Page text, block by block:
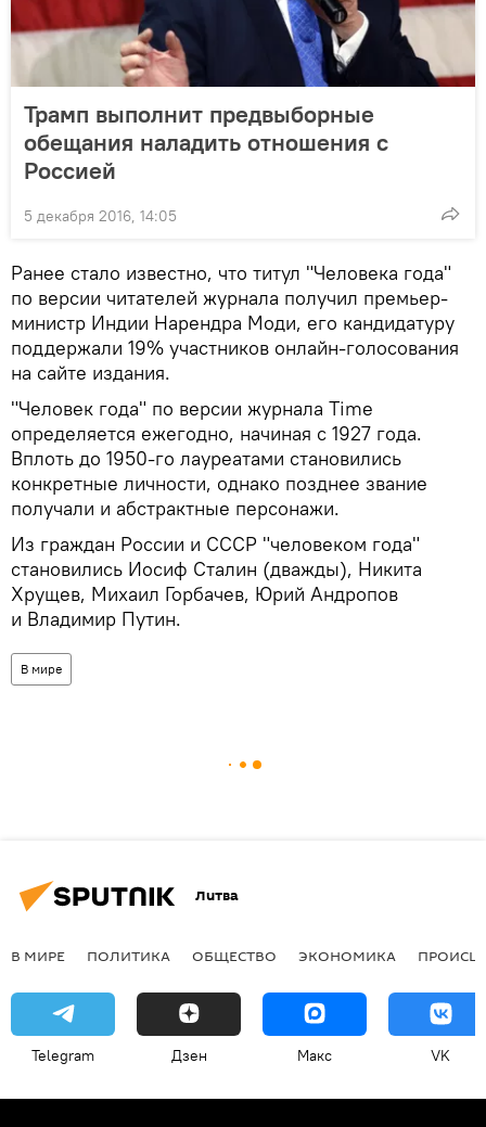
Трамп выполнит предвыборные
обещания наладить отношения с
Россией
5 декабря 2016, 14:05
Ранее стало известно, что титул "Человека года"
по версии читателей журнала получил премьер-
министр Индии Нарендра Моди, его кандидатуру
поддержали 19% участников онлайн-голосования
на сайте издания.
"Человек года" по версии журнала Time
определяется ежегодно, начиная с 1927 года.
Вплоть до 1950-го лауреатами становились
конкретные личности, однако позднее звание
получали и абстрактные персонажи.
Из граждан России и СССР "человеком года"
становились Иосиф Сталин (дважды), Никита
Хрущев, Михаил Горбачев, Юрий Андропов
и Владимир Путин.
В мире
Литва
В МИРЕ ПОЛИТИКА ОБЩЕСТВО ЭКОНОМИКА
Telegram Дзен Макс VK